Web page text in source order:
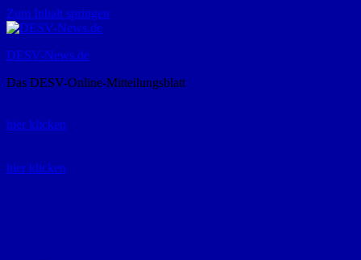
Zum Inhalt springen
DESV-News.de
Das DESV-Online-Mitteilungsblatt
hier klicken
hier klicken